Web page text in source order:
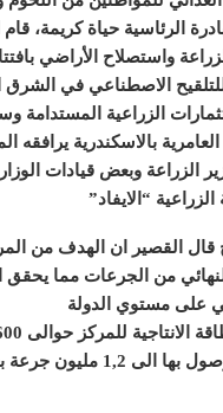
الرئاسية حياة كريمة، قام
واستصلاح الأراضي
الاصطناعي في الشرق
الزراعية المستدامة
بالاسكندرية
الزراعة وبعض قيادات
الزراعية “الايفاد”
قال القصير ان الهدف من
من الجرعات مما يحقق
على مستوي الدولة